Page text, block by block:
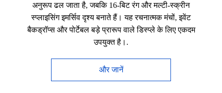
अनुरूप ढल जाता है, जबकि 16-बिट रंग और मल्टी-स्क्रीन
स्प्लाइसिंग इमर्सिव दृश्य बनाते हैं। यह रचनात्मक मंचों, इवेंट
बैकड्रॉप्स और पोर्टेबल बड़े प्रारूप वाले डिस्प्ले के लिए एकदम
उपयुक्त है।.
और जानें